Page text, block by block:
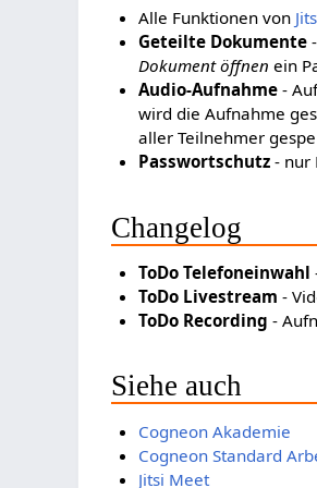
Alle Funktionen von
Geteilte Dokumente-
Dokument öffnen ein
Audio-Aufnahme-
wird die Aufnahme
aller Teilnehmer
Passwortschutz- nur
Changelog
ToDo Telefoneinwahl
ToDo Livestream -
ToDo Recording -
Siehe auch
Cogneon Akademie
Cogneon Standard
Jitsi Meet